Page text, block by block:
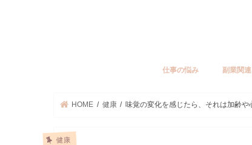
仕事の悩み 副業関連
HOME 健康 味覚の変化を感じたら、それは加齢や
健康